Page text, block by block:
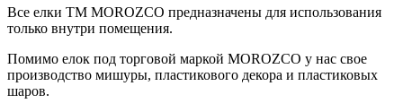
Все елки ТМ MOROZCO предназначены для использования
только внутри помещения.
Помимо елок под торговой маркой MOROZCO у нас свое
производство мишуры, пластикового декора и пластиковых
шаров.